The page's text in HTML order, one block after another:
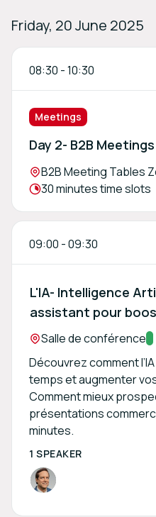
Friday, 20 June 2025
08:30 -10:30
Meetings
Day 2- B2B
Location:
B2B Meeting Tables
Meeting duration:
30 minutes time slots
09:00 -09:30
L'IA- Intelligence
assistant pour
Location:
Salle de conférence
Découvrez comment
temps et augmenter
Comment mieux
présentations
minutes.
1 SPEAKER